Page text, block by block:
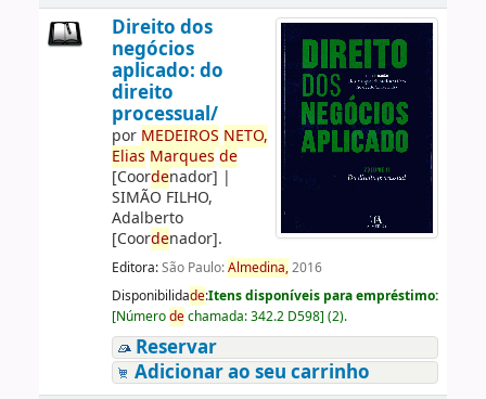
Direito dos
negócios
aplicado: do
direito
processual/
por MEDEIROS NETO,
Elias Marques de
[Coordenador] |
SIMÃO FILHO,
Adalberto
[Coordenador].
Editora:São Paulo:Almedina,2016
Disponibilidade:Itens disponíveis para empréstimo:
[Númerodechamada:342.2 D598] (2).
Reservar
Adicionar ao seu carrinho